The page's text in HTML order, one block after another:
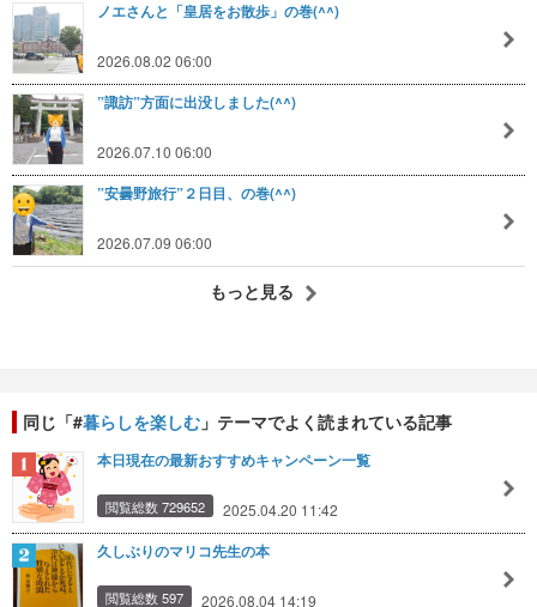
ノエさんと「皇居をお散歩」の巻(^^)
2026.08.02 06:00
”諏訪”方面に出没しました(^^)
2026.07.10 06:00
”安曇野旅行”２日目、の巻(^^)
2026.07.09 06:00
もっと見る
同じ「#暮らしを楽しむ 」テーマでよく読まれている記事
本日現在の最新おすすめキャンペーン一覧
閲覧総数 729652 2025.04.20 11:42
久しぶりのマリコ先生の本
閲覧総数 597 2026.08.04 14:19